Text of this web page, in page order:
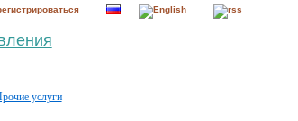
услуги